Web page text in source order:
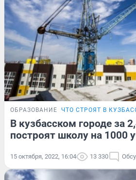
ОБРАЗОВАНИЕ ЧТО СТРОЯТ В
В кузбасском городе за
построят школу на 1000
15 октября, 2022, 16:04 13 330